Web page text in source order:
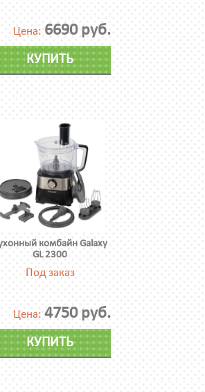
Цена: 6690 руб.
КУПИТЬ
комбайн Galaxy
GL 2300
Под заказ
Цена: 4750 руб.
КУПИТЬ